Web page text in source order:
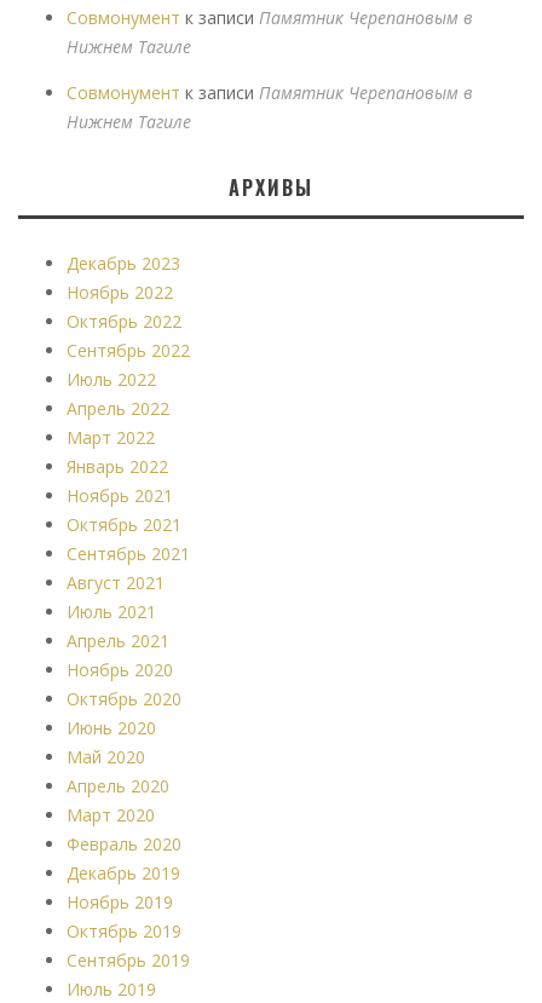
Совмонумент к записи Памятник Черепановым в
Нижнем Тагиле
Совмонумент к записи Памятник Черепановым в
Нижнем Тагиле
АРХИВЫ
Декабрь 2023
Ноябрь 2022
Октябрь 2022
Сентябрь 2022
Июль 2022
Апрель 2022
Март 2022
Январь 2022
Ноябрь 2021
Октябрь 2021
Сентябрь 2021
Август 2021
Июль 2021
Апрель 2021
Ноябрь 2020
Октябрь 2020
Июнь 2020
Май 2020
Апрель 2020
Март 2020
Февраль 2020
Декабрь 2019
Ноябрь 2019
Октябрь 2019
Сентябрь 2019
Июль 2019